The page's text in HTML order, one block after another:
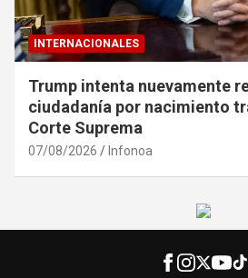
INTERNACIONALES
Trump intenta nuevamente
ciudadanía por nacimiento
Corte Suprema
07/08/2026 Infonoa